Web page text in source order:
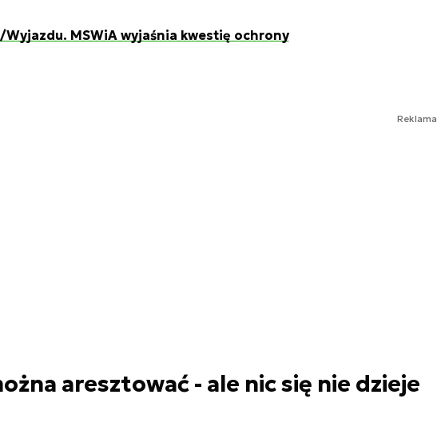
Wyjazdu. MSWiA wyjaśnia kwestię ochrony
Reklama
aresztować - ale nic się nie dzieje